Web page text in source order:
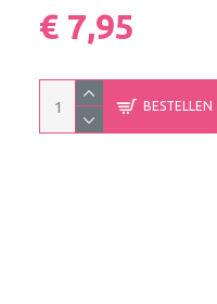
€ 7,95
BESTELLEN